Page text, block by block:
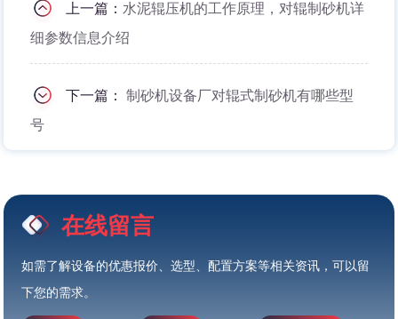
上一篇： 水泥辊压机的工作原理，对辊制砂机详
细参数信息介绍
下一篇：制砂机设备厂对辊式制砂机有哪些型
号
在线留言
如需了解设备的优惠报价、选型、配置方案等相关资讯，可以留
下您的需求。